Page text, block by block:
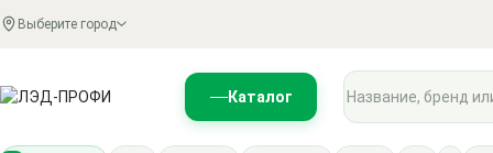
Выберите город
Каталог
Поиск по каталогу